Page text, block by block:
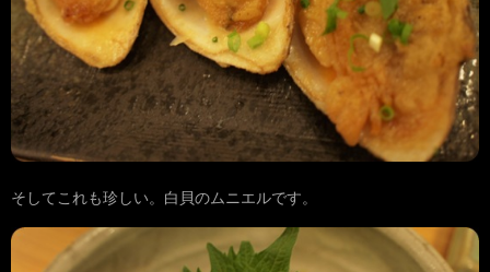
そしてこれも珍しい。白貝のムニエルです。